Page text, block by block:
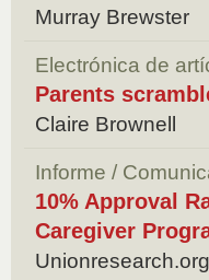
Murray Brewster
Electrónica de
Parents
Claire Brownell
Informe /
10% Approval
Caregiver
Unionresearch.org